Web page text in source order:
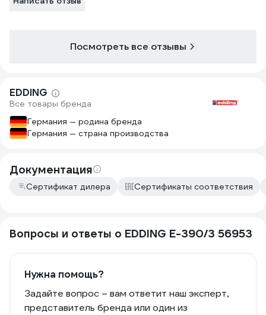
Посмотреть все отзывы
EDDING
Все товары бренда
Германия — родина бренда
Германия — страна производства
Документация
Сертификат дилера Сертификаты соответствия
Вопросы и ответы о EDDING E-390/3 56953
Нужна помощь?
Задайте вопрос – вам ответит наш эксперт,
представитель бренда или один из